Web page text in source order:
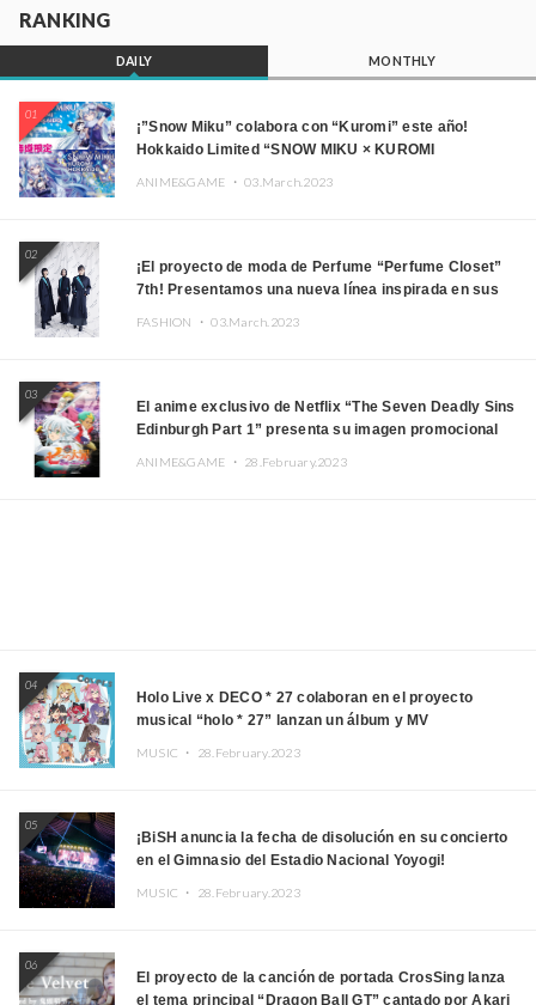
RANKING
DAILY MONTHLY
01
¡”Snow Miku” colabora con “Kuromi” este año!
Hokkaido Limited “SNOW MIKU × KUROMI
ANIME&GAME ・03.March.2023
02
¡El proyecto de moda de Perfume “Perfume Closet”
7th! Presentamos una nueva línea inspirada en sus
FASHION ・03.March.2023
03
El anime exclusivo de Netflix “The Seven Deadly Sins
Edinburgh Part 1” presenta su imagen promocional
ANIME&GAME ・ 28.February.2023
04
Holo Live x DECO * 27 colaboran en el proyecto
musical “holo * 27” lanzan un álbum y MV
MUSIC ・ 28.February.2023
05
¡BiSH anuncia la fecha de disolución en su concierto
en el Gimnasio del Estadio Nacional Yoyogi!
MUSIC ・ 28.February.2023
06
El proyecto de la canción de portada CrosSing lanza
el tema principal “Dragon Ball GT” cantado por Akari